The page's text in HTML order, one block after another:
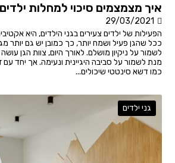
איך מצמצמים סיכוי למחלות
29/03/2021
הפעילות של ילדים צעירים בגני הילדים, היא
ככל שהגן פעיל ושמח יותר, כך כמובן יש גם יותר
לשמור על ניקיון מושלם. לאורך היום, צוות הגן
מנת לשמור על סביבה היגיינית ונעימה. אך יחד עם
כמו דשא סינטטי שיכולים...
גני ילדים